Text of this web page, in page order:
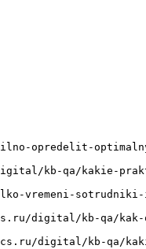
opredelit-
digital/kb-qa/kakie-
vremeni-
digital/kb-qa/
digital/kb-qa/